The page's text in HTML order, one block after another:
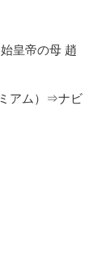
皇帝の母 趙
アム）⇒ナビ